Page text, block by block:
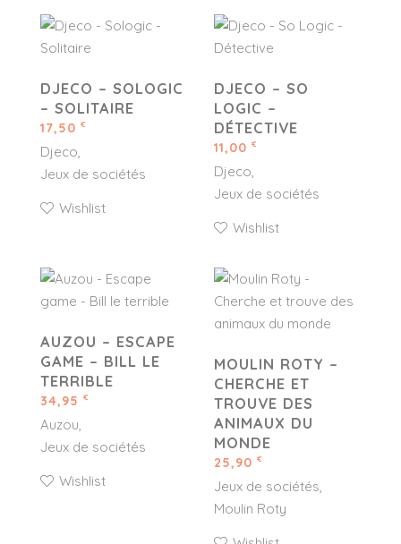
DJECO – SOLOGIC
– SOLITAIRE
17,50 €
Djeco
Jeux de sociétés
Wishlist
DJECO – SO
LOGIC –
DÉTECTIVE
11,00 €
Djeco
Jeux de sociétés
Wishlist
AUZOU – ESCAPE
GAME – BILL LE
TERRIBLE
34,95 €
Auzou
Jeux de sociétés
Wishlist
MOULIN ROTY –
CHERCHE ET
TROUVE DES
ANIMAUX DU
MONDE
25,90 €
Jeux de sociétés
Moulin Roty